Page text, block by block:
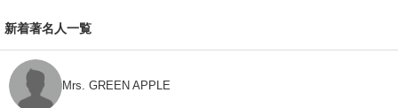
新着著名人一覧
Mrs. GREEN APPLE